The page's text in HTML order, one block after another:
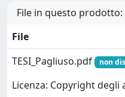
File in questo prodotto:
File
TESI_Pagliuso.pdf
non
Licenza: Copyright degli